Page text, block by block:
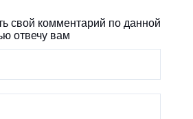
свой комментарий по данной
отвечу вам